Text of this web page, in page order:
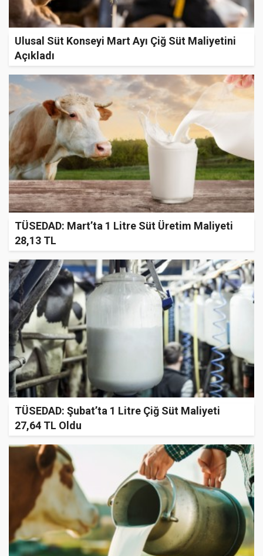
Ulusal Süt Konseyi Mart Ayı Çiğ Süt Maliyetini
Açıkladı
TÜSEDAD: Mart’ta 1 Litre Süt Üretim Maliyeti
28,13 TL
TÜSEDAD: Şubat’ta 1 Litre Çiğ Süt Maliyeti
27,64 TL Oldu